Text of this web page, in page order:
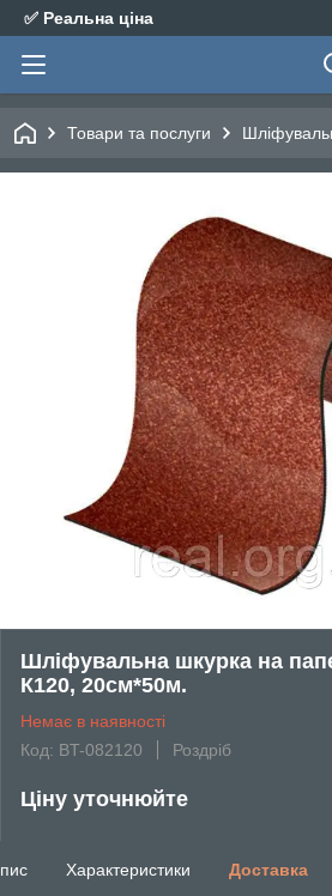
✅ Реальна ціна
Товари та послуги
Шліфувальна шкурка на
К120, 20см*50м.
Немає в наявності
Код: BT-082120
Роздріб
Ціну уточнюйте
Характеристики Доставка